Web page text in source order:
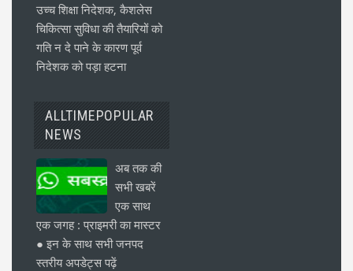
उच्च शिक्षा निदेशक, कैशलेस
चिकित्सा सुविधा की तैयारियों को
गति न दे पाने के कारण पूर्व
निदेशक को पड़ा हटना
ALLTIMEPOPULAR
NEWS
अब तक की
सभी खबरें
एक साथ
एक जगह : प्राइमरी का मास्टर
● इन के साथ सभी जनपद
स्तरीय अपडेट्स पढ़ें